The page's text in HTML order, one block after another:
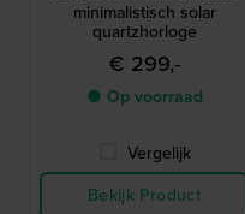
minimalistisch solar
quartzhorloge
€ 299,-
● Op voorraad
Vergelijk
Bekijk Product